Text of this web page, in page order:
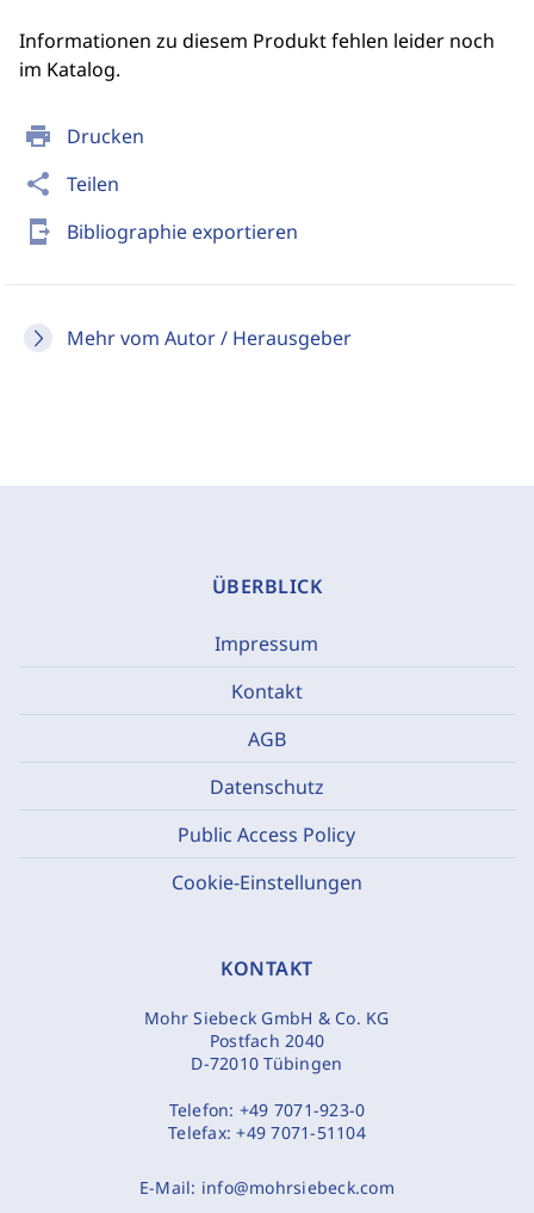
print Drucken
share Teilen
send_to_mobile Bibliographie exportieren
Mehr vom Autor / Herausgeber
Informationen zu diesem Produkt fehlen leider noch
im Katalog.
ÜBERBLICK
Impressum
Kontakt
AGB
Datenschutz
Public Access Policy
Cookie-Einstellungen
KONTAKT
Mohr Siebeck GmbH & Co. KG
Postfach 2040
D-72010 Tübingen
Telefon: +49 7071-923-0
Telefax:+49 7071-51104
E-Mail: info@mohrsiebeck.com